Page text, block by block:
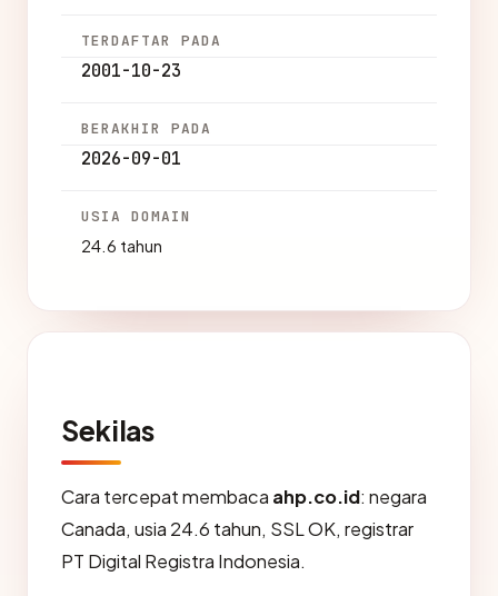
TERDAFTAR PADA
2001-10-23
BERAKHIR PADA
2026-09-01
USIA DOMAIN
24.6 tahun
Sekilas
Cara tercepat membaca ahp.co.id: negara
Canada, usia 24.6 tahun, SSL OK, registrar
PT Digital Registra Indonesia.